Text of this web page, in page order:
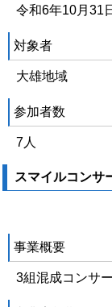
令和6年10月31
対象者
大雄地域
参加者数
7人
スマイルコンサ
事業概要
3組混成コンサ